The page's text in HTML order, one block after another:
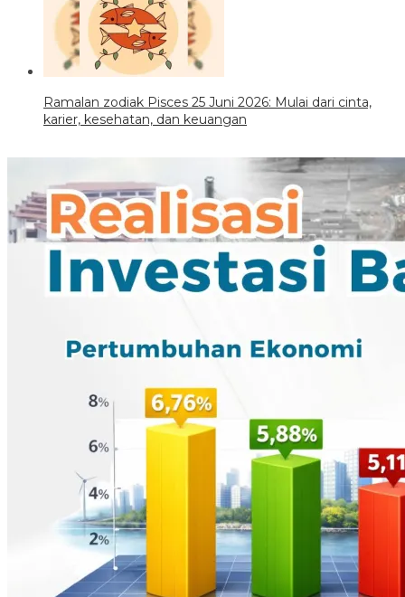
Ramalan zodiak Pisces 25 Juni 2026: Mulai dari cinta,
karier, kesehatan, dan keuangan